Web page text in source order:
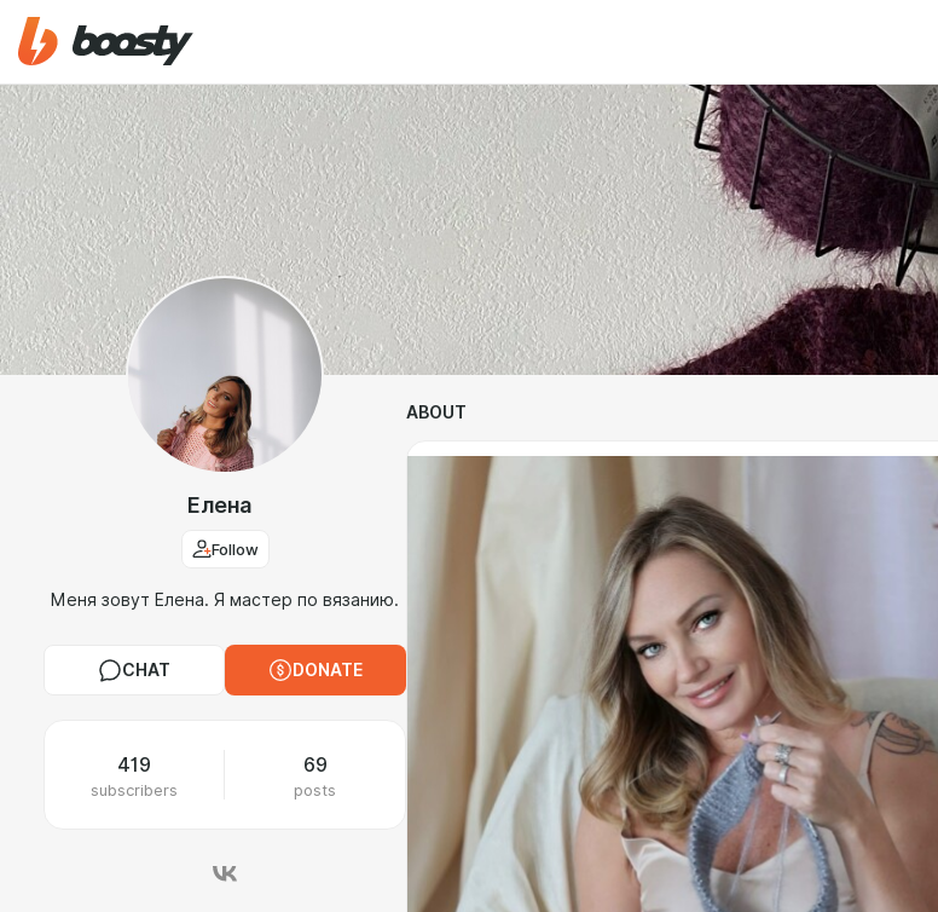
Елена
Follow
Меня зовут Елена. Я мастер по вязанию.
CHAT DONATE
419
subscribers
69
posts
ABOUT